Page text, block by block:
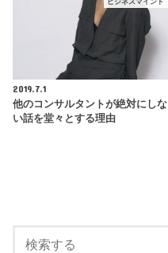
ビジネスマインド
2019.7.1
他のコンサルタントが絶対にしな
い話を堂々とする理由